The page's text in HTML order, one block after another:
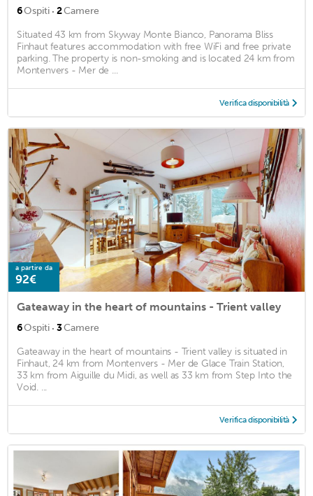
6Ospiti · 2Camere
Situated 43 km from Skyway Monte Bianco, Panorama Bliss
Finhaut features accommodation with free WiFi and free private
parking. The property is non-smoking and is located 24 km from
Montenvers - Mer de ...
Verifica disponibilità
a partire da
92€
Gateaway in the heart of mountains - Trient valley
6Ospiti · 3Camere
Gateaway in the heart of mountains - Trient valley is situated in
Finhaut, 24 km from Montenvers - Mer de Glace Train Station,
33 km from Aiguille du Midi, as well as 33 km from Step Into the
Void. ...
Verifica disponibilità